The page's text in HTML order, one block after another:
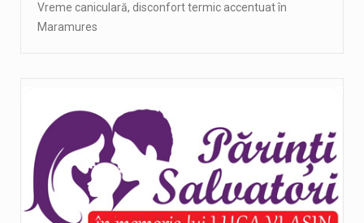
Vreme caniculară, disconfort termic accentuat în
Maramures